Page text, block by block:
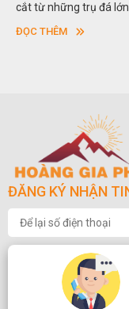
theo quy cách xác định
có độ dày khác nhau.
ĐĂNG KÝ NHẬN